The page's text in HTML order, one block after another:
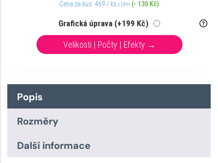
Popis
Rozměry
Další informace